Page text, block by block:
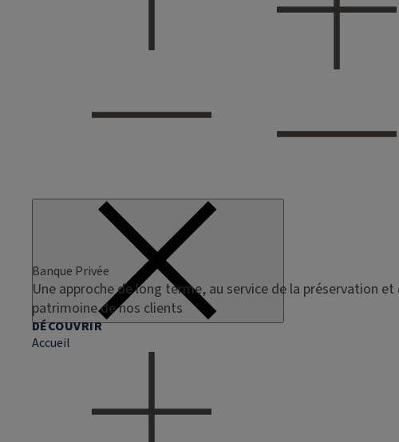
Banque Privée
Une approche de long terme, au service de la préservation
patrimoine de nos clients
DÉCOUVRIR
Accueil